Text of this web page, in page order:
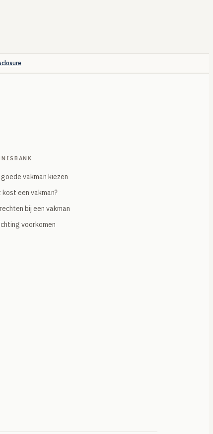
goede vakman kiezen
kost een vakman?
bij een vakman
voorkomen